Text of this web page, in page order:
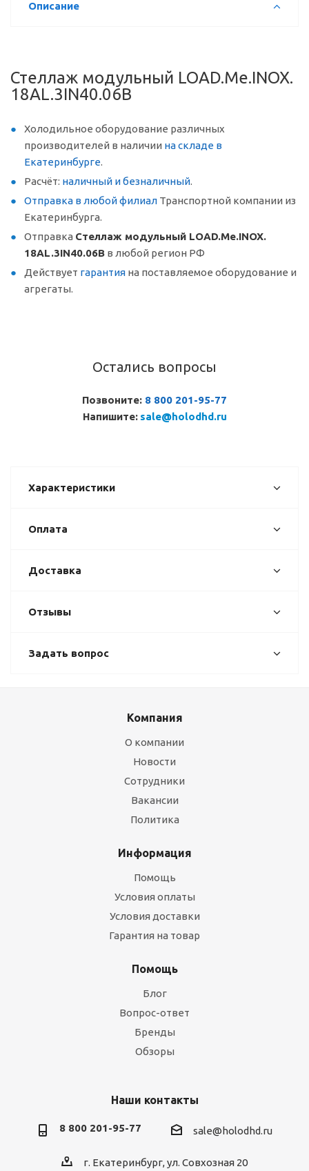
Описание
Стеллаж модульный LOAD.Me.INOX.
18AL.3IN40.06B
Холодильное оборудование различных
производителей в наличии на складе в
Екатеринбурге.
Расчёт: наличный и безналичный.
Отправка в любой филиал Транспортной компании из
Екатеринбурга.
Отправка Стеллаж модульный LOAD.Me.INOX.
18AL.3IN40.06B в любой регион РФ
Действует гарантия на поставляемое оборудование и
агрегаты.
Остались вопросы
Позвоните: 8 800 201-95-77
Напишите: sale@holodhd.ru
Характеристики
Оплата
Доставка
Отзывы
Задать вопрос
Компания
О компании
Новости
Сотрудники
Вакансии
Политика
Информация
Помощь
Условия оплаты
Условия доставки
Гарантия на товар
Помощь
Блог
Вопрос-ответ
Бренды
Обзоры
Наши контакты
8 800 201-95-77 sale@holodhd.ru
г. Екатеринбург, ул. Совхозная 20